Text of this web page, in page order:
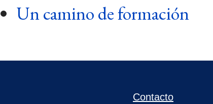
Un camino de formación
Contacto